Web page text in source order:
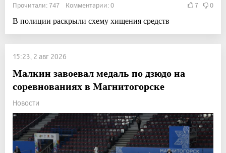
Прочитали: 747 Комментарии: 0 7 0
В полиции раскрыли схему хищения средств
15:23, 2 авг 2026
Малкин завоевал медаль по дзюдо на
соревнованиях в Магнитогорске
Новости